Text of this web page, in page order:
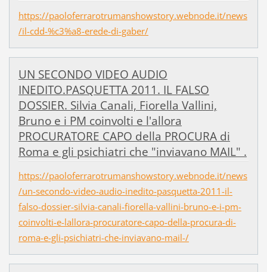
https://paoloferrarotrumanshowstory.webnode.it/news
/il-cdd-%c3%a8-erede-di-gaber/
UN SECONDO VIDEO AUDIO
INEDITO.PASQUETTA 2011. IL FALSO
DOSSIER. Silvia Canali, Fiorella Vallini,
Bruno e i PM coinvolti e l'allora
PROCURATORE CAPO della PROCURA di
Roma e gli psichiatri che "inviavano MAIL" .
https://paoloferrarotrumanshowstory.webnode.it/news
/un-secondo-video-audio-inedito-pasquetta-2011-il-
falso-dossier-silvia-canali-fiorella-vallini-bruno-e-i-pm-
coinvolti-e-lallora-procuratore-capo-della-procura-di-
roma-e-gli-psichiatri-che-inviavano-mail-/